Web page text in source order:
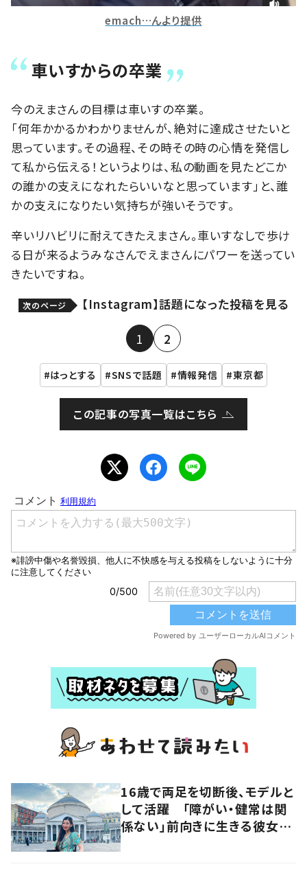
emach…んより提供
車いすからの卒業
今のえまさんの目標は車いすの卒業。
「何年かかるかわかりませんが、絶対に達成させたいと
思っています。その過程、その時その時の心情を発信し
て私から伝える！というよりは、私の動画を見たどこか
の誰かの支えになれたらいいなと思っています」と、誰
かの支えになりたい気持ちが強いそうです。
辛いリハビリに耐えてきたえまさん。車いすなしで歩け
る日が来るようみなさんでえまさんにパワーを送ってい
きたいですね。
次のページ 【Instagram】話題になった投稿を見る
1 2
はっとする SNSで話題 情報発信 東京都
この記事の写真一覧はこちら
16歳で両足を切断後、モデルと
して活躍 「障がい・健常は関
係ない」前向きに生きる彼女の